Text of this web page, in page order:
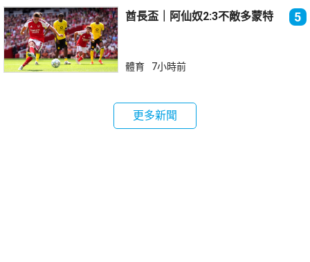
酋長盃｜阿仙奴2:3不敵多蒙特 5
體育 7小時前
更多新聞